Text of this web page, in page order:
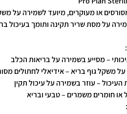
או מעוקרים, מיועד לשמירה על
על מסת שריר תקינה ותומך בעיכול
– מסייע בשמירה על בריאות הכלב
משקל גוף בריא – אידיאלי לחתולים
– עוזר בשמירה על עיכול תקין
או חומרים משמרים – טבעי ובריא